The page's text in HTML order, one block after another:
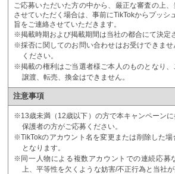
ご応募いただいた方の中から、厳正な審査の上
させていただく場合は、事前にTikTokからプッシ
旨をご連絡させていただきます。
※掲載時期および掲載期間は当社の都合にて決定
※採否に関してのお問い合わせはお受けできま
ください。
※掲載の権利はご当選者様ご本人のものとなり
譲渡、転売、換金はできません。
注意事項
※13歳未満（12歳以下）の方で本キャンペーンに
保護者の方がご応募ください。
※TikTokのアカウント名を変更または削除した
となります。
※同一人物による複数アカウントでの連続応募
上、平等性を欠くような妨害/不正行為と当社